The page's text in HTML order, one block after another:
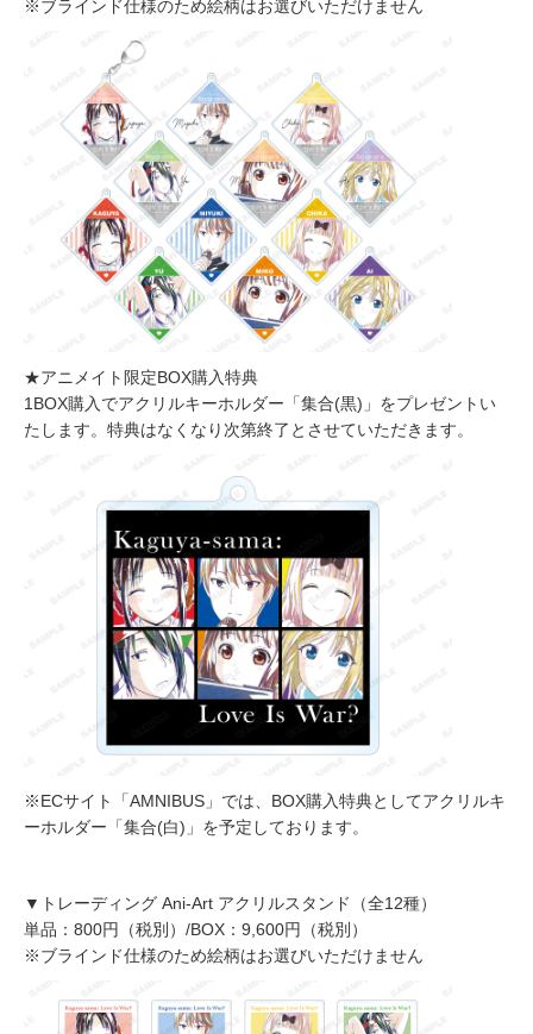
※ブラインド仕様のため絵柄はお選びいただけません
★アニメイト限定BOX購入特典
1BOX購入でアクリルキーホルダー「集合(黒)」をプレゼントい
たします。特典はなくなり次第終了とさせていただきます。
※ECサイト「AMNIBUS」では、BOX購入特典としてアクリルキ
ーホルダー「集合(白)」を予定しております。
▼トレーディング Ani-Art アクリルスタンド（全12種）
単品：800円（税別）/BOX：9,600円（税別）
※ブラインド仕様のため絵柄はお選びいただけません